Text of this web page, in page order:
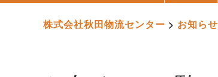
株式会社秋田物流センター > お知らせ